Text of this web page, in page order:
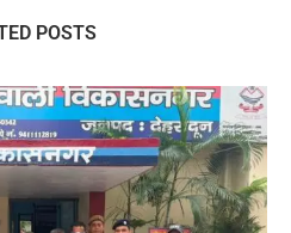
POSTS